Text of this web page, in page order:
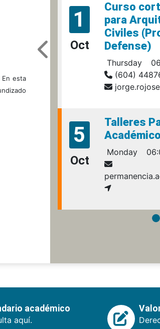
esta
1
Oct
Curso
para
Civiles
Defense)
Thursday
(604)
5
Oct
Talleres
Monday
académico
aquí.